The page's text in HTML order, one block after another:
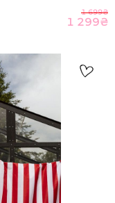
1 699₴
1 299₴